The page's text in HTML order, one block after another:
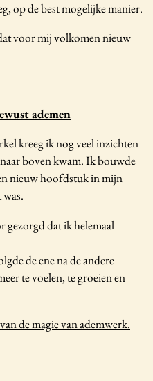
op de best mogelijke manier.
voor mij volkomen nieuw
ademen
kreeg ik nog veel inzichten
boven kwam. Ik bouwde
nieuw hoofdstuk in mijn
gezorgd dat ik helemaal
de ene na de andere
te voelen, te groeien en
de magie van ademwerk.